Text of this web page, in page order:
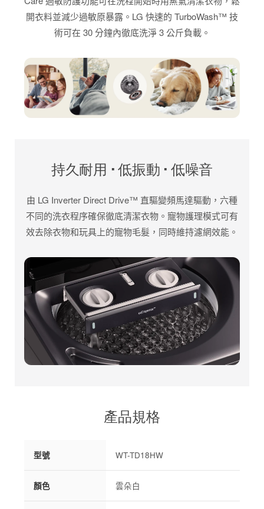
開衣料並減少過敏原暴露。LG 快速的 TurboWash™ 技
術可在 30 分鐘內徹底洗淨 3 公斤負載。
持久耐用 · 低振動 · 低噪音
由 LG Inverter Direct Drive™ 直驅變頻馬達驅動，六種
不同的洗衣程序確保徹底清潔衣物。寵物護理模式可有
效去除衣物和玩具上的寵物毛髮，同時維持濾網效能。
產品規格
型號 WT-TD18HW
顏色 雲朵白